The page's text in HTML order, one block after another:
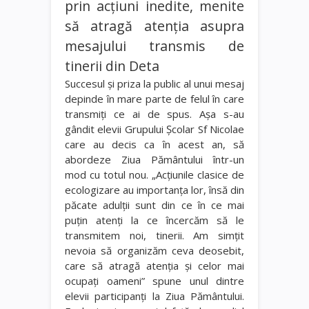
prin acţiuni inedite, menite
să atragă atenţia asupra
mesajului transmis de
tinerii din Deta
Succesul şi priza la public al unui mesaj
depinde în mare parte de felul în care
transmiţi ce ai de spus. Aşa s-au
gândit elevii Grupului Şcolar Sf Nicolae
care au decis ca în acest an, să
abordeze Ziua Pământului într-un
mod cu totul nou. „Acţiunile clasice de
ecologizare au importanţa lor, însă din
păcate adulţii sunt din ce în ce mai
puţin atenţi la ce încercăm să le
transmitem noi, tinerii. Am simţit
nevoia să organizăm ceva deosebit,
care să atragă atenţia şi celor mai
ocupaţi oameni” spune unul dintre
elevii participanţi la Ziua Pământului.